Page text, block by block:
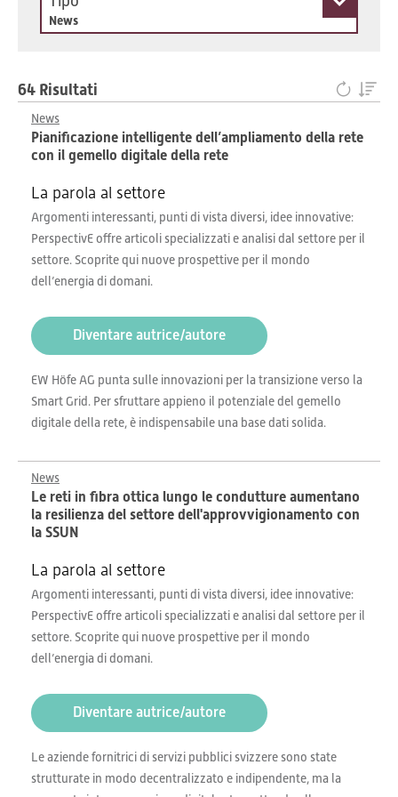
News
64 Risultati
News
Pianificazione intelligente dell’ampliamento della rete
con il gemello digitale della rete
La parola al settore
Argomenti interessanti, punti di vista diversi, idee innovative:
PerspectivE offre articoli specializzati e analisi dal settore per il
settore. Scoprite qui nuove prospettive per il mondo
dell’energia di domani.
Diventare autrice/autore
EW Höfe AG punta sulle innovazioni per la transizione verso la
Smart Grid. Per sfruttare appieno il potenziale del gemello
digitale della rete, è indispensabile una base dati solida.
News
Le reti in fibra ottica lungo le condutture aumentano
la resilienza del settore dell'approvvigionamento con
la SSUN
La parola al settore
Argomenti interessanti, punti di vista diversi, idee innovative:
PerspectivE offre articoli specializzati e analisi dal settore per il
settore. Scoprite qui nuove prospettive per il mondo
dell’energia di domani.
Diventare autrice/autore
Le aziende fornitrici di servizi pubblici svizzere sono state
strutturate in modo decentralizzato e indipendente, ma la